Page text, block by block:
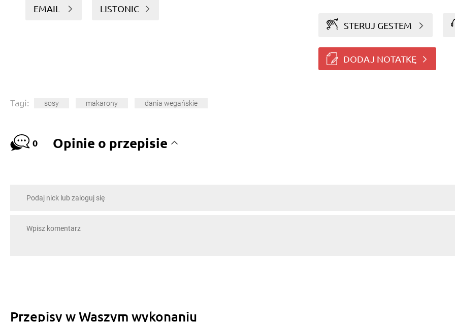
EMAIL LISTONIC
STERUJ GESTEM
DODAJ NOTATKĘ
Tagi: sosy makarony dania wegańskie
0 Opinie o przepisie
Przepisy w Waszym wykonaniu